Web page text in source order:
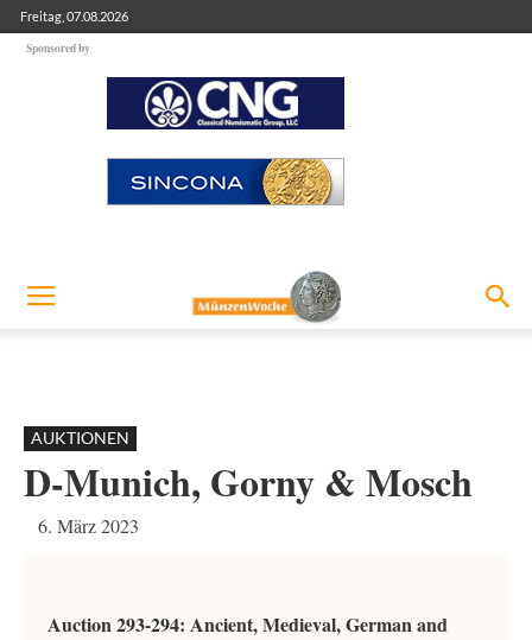
Freitag, 07.08.2026
Sponsored by
AUKTIONEN
D-Munich, Gorny & Mosch
6. März 2023
Auction 293-294: Ancient, Medieval, German and